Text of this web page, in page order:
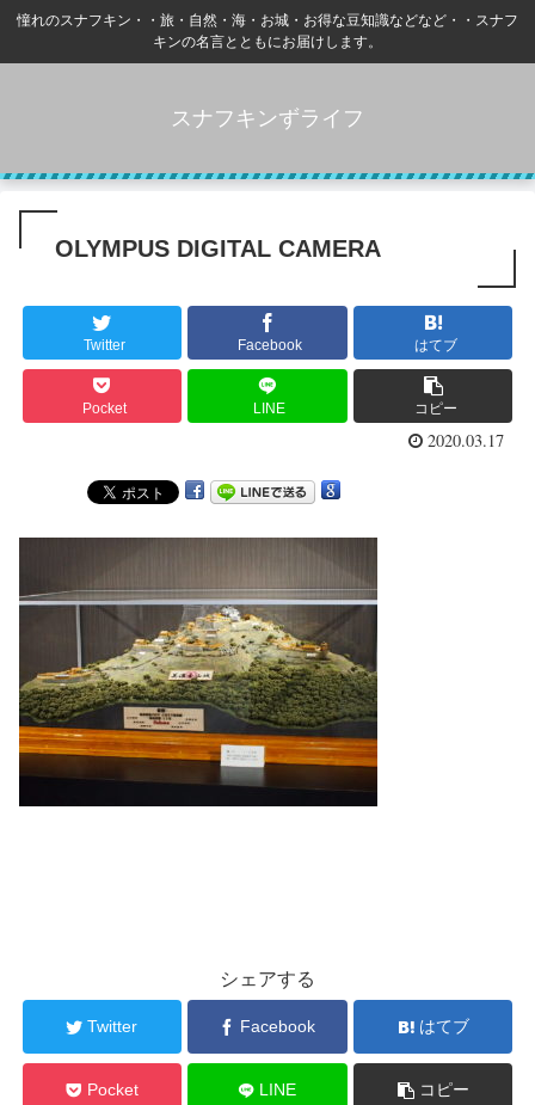
憧れのスナフキン・・旅・自然・海・お城・お得な豆知識などなど・・スナフ
キンの名言とともにお届けします。
スナフキンずライフ
OLYMPUS DIGITAL CAMERA
Twitter Facebook はてブ
Pocket LINE コピー
2020.03.17
シェアする
Twitter Facebook はてブ
Pocket LINE コピー